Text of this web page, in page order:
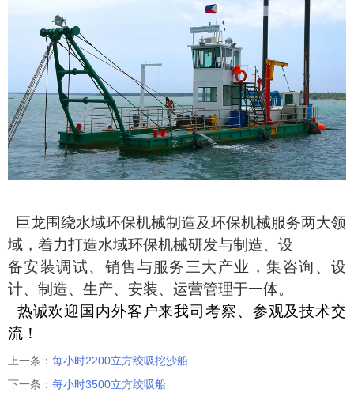
巨龙围绕水域环保机械制造及环保机械服务两大领
域，着力打造水域环保机械研发与制造、设
备安装调试、销售与服务三大产业，集咨询、设
计、制造、生产、安装、运营管理于一体。
热诚欢迎国内外客户来我司考察、参观及技术交
流！
上一条： 每小时2200立方绞吸挖沙船
下一条： 每小时3500立方绞吸船